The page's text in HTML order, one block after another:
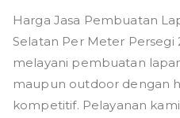
Harga Jasa Pembuatan
Selatan Per Meter Persegi
melayani pembuatan
maupun outdoor dengan
kompetitif. Pelayanan